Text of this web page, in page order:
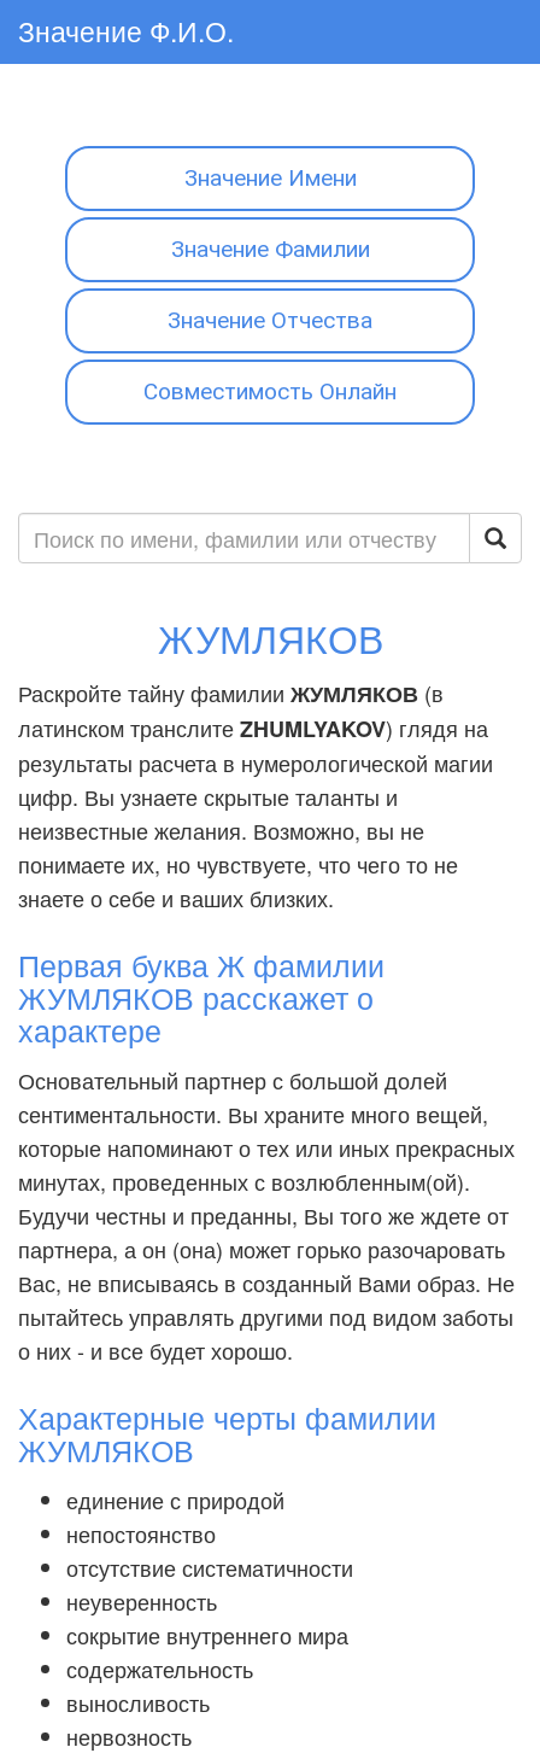
Значение Ф.И.О.
Значение Имени
Значение Фамилии
Значение Отчества
Совместимость Онлайн
ЖУМЛЯКОВ
Раскройте тайну фамилии ЖУМЛЯКОВ (в
латинском транслитеZHUMLYAKOV) глядя на
результаты расчета в нумерологической магии
цифр. Вы узнаете скрытые таланты и
неизвестные желания. Возможно, вы не
понимаете их, но чувствуете, что чего то не
знаете о себе и ваших близких.
Первая буква Ж фамилии
ЖУМЛЯКОВ расскажет о
характере
Основательный партнер с большой долей
сентиментальности. Вы храните много вещей,
которые напоминают о тех или иных прекрасных
минутах, проведенных с возлюбленным(ой).
Будучи честны и преданны, Вы того же ждете от
партнера, а он (она) может горько разочаровать
Вас, не вписываясь в созданный Вами образ. Не
пытайтесь управлять другими под видом заботы
о них - и все будет хорошо.
Характерные черты фамилии
ЖУМЛЯКОВ
единение с природой
непостоянство
отсутствие систематичности
неуверенность
сокрытие внутреннего мира
содержательность
выносливость
нервозность